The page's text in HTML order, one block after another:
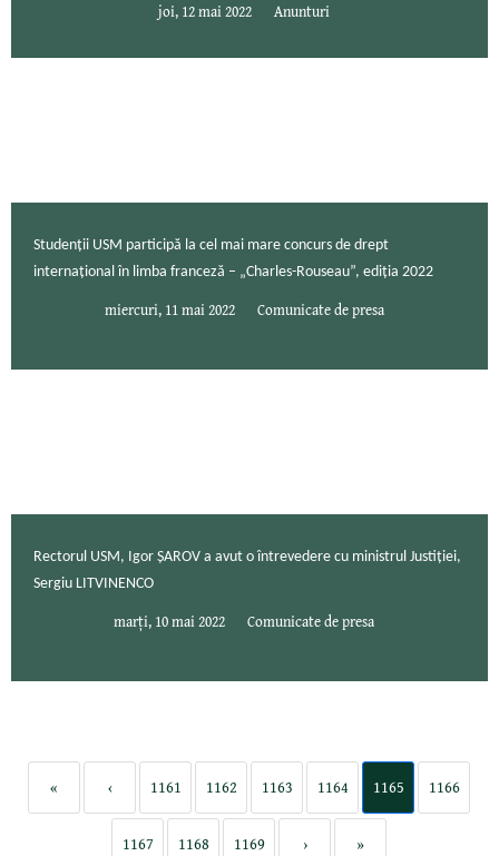
joi, 12 mai 2022 Anunturi
Studenții USM participă la cel mai mare concurs de drept
internațional în limba franceză – „Charles-Rouseau”, ediția 2022
miercuri, 11 mai 2022 Comunicate de presa
Rectorul USM, Igor ȘAROV a avut o întrevedere cu ministrul Justiției,
Sergiu LITVINENCO
marți, 10 mai 2022 Comunicate de presa
« ‹ 1161 1162 1163 1164 1165 1166
1167 1168 1169 › »